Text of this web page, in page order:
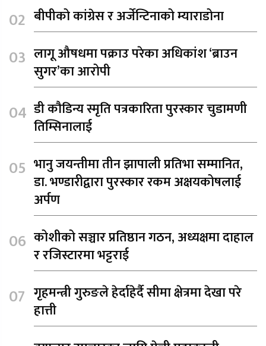
बीपीको कांग्रेस र अर्जेन्टिनाको म्याराडोना
लागू औषधमा पक्राउ परेका अधिकांश ‘ब्राउन
सुगर’का आरोपी
डी कौडिन्य स्मृति पत्रकारिता पुरस्कार चुडामणी
तिम्सिनालाई
भानु जयन्तीमा तीन झापाली प्रतिभा सम्मानित,
डा. भण्डारीद्वारा पुरस्कार रकम अक्षयकोषलाई
अर्पण
कोशीको सञ्चार प्रतिष्ठान गठन, अध्यक्षमा दाहाल
र रजिस्टारमा भट्टराई
गृहमन्त्री गुरुङले हेर्दाहेर्दै सीमा क्षेत्रमा देखा परे
हात्ती